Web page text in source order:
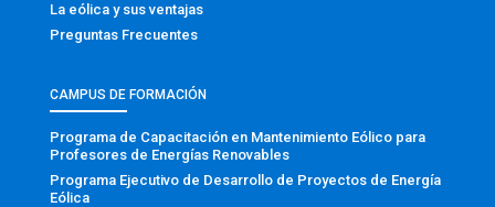
La eólica y sus ventajas
Preguntas Frecuentes
CAMPUS DE FORMACIÓN
Programa de Capacitación en Mantenimiento Eólico para
Profesores de Energías Renovables
Programa Ejecutivo de Desarrollo de Proyectos de Energía
Eólica